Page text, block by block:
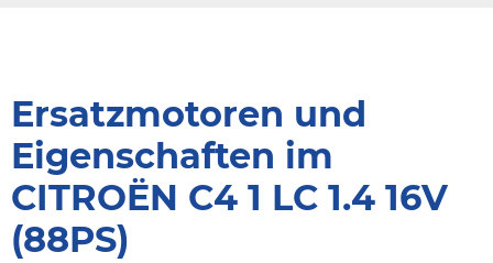
Ersatzmotoren und
Eigenschaften im
CITROËN C4 1 LC 1.4 16V
(88PS)